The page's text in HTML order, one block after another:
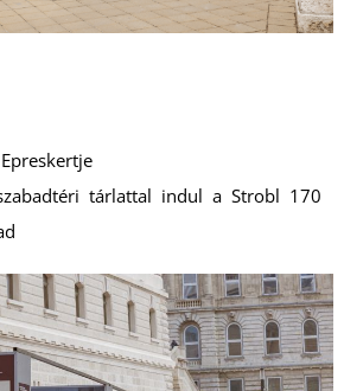
tárlattal indul a Strobl 170